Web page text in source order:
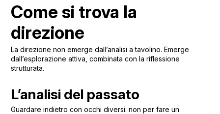
Come si trova la
direzione
La direzione non emerge dall’analisi a tavolino. Emerge
dall’esplorazione attiva, combinata con la riflessione
strutturata.
L’analisi del passato
Guardare indietro con occhi diversi: non per fare un